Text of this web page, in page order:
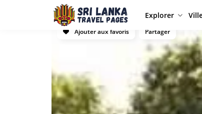
Explorer
Ajouter aux favoris
Partager